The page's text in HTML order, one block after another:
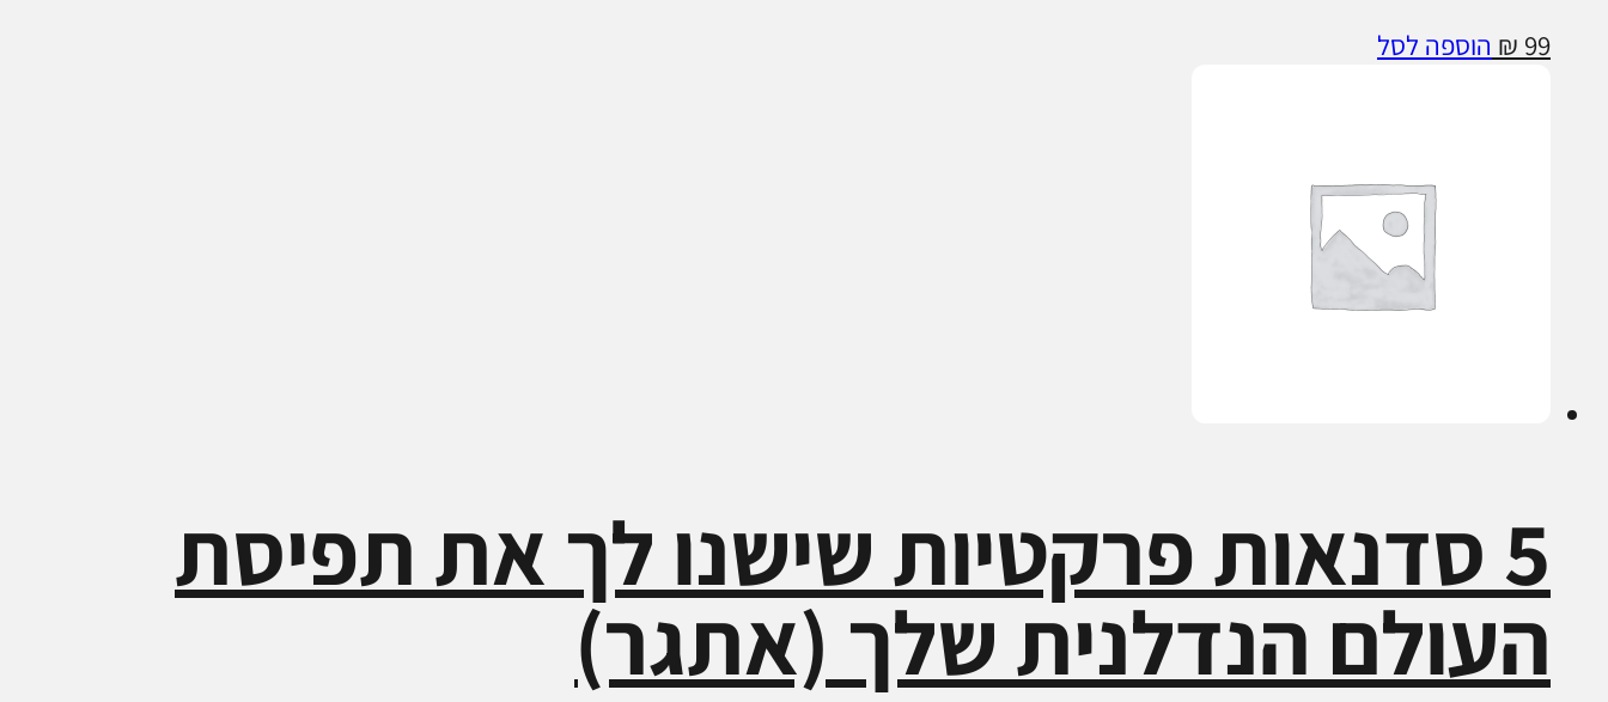
₪ 99 הוספה לסל
5 סדנאות פרקטיות שישנו לך את תפיסת
העולם הנדלנית שלך (אתגר)